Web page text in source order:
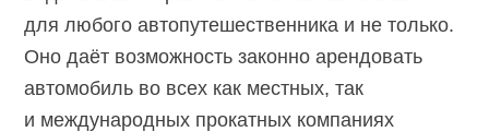
для любого автопутешественника и не только.
Оно даёт возможность законно арендовать
автомобиль во всех как местных, так
и международных прокатных компаниях